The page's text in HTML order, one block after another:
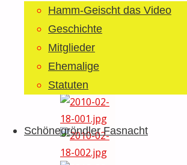
Hamm-Geischt das Video
Geschichte
Mitglieder
Ehemalige
Statuten
Schönegröndler Fasnacht
Rössli und
Ochsen
haben sich
gelohnt…
Fotos: Gebi